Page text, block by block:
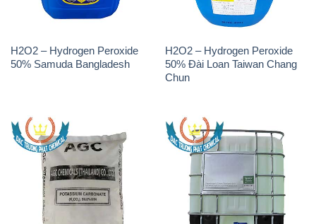
H2O2 – Hydrogen Peroxide
50% Samuda Bangladesh
H2O2 – Hydrogen Peroxide
50% Đài Loan Taiwan Chang
Chun